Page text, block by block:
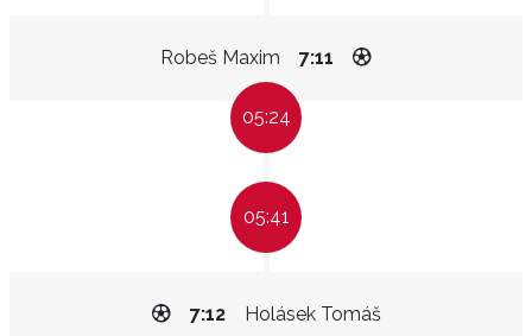
Robeš Maxim 7:11
05:24
05:41
Holásek Tomáš
7:12